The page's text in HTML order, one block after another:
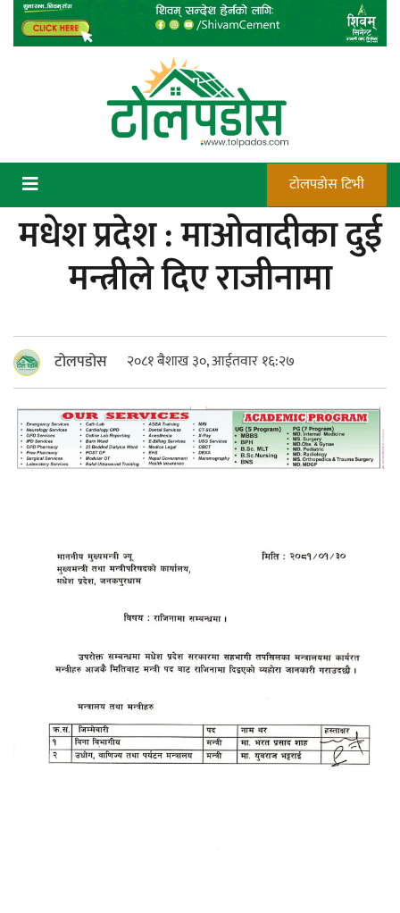
Skip
content
टोलपडोस टिभी
कन्चटमा पेस्तोल तेर्सिँदा पनि प्रयोग गर्न
सक्दैनन् डिएफओले गोली चलाउने अधिकार
न्याय सुनिश्चित गर्न सुरक्षा निकायको दायित्व
महत्त्वपूर्ण हुन्छ : मेयर मण्डल
कैद, एक लाख रुपैयाँ क्षतिपूर्ति
मधेश प्रदेश : माओवादीका दुई
मन्त्रीले दिए राजीनामा
टोलपडोस २०८१ बैशाख ३०, आईतवार १६:२७